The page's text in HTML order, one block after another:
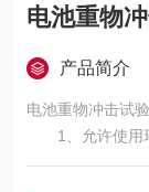
电池重物
产品简介
电池重物冲击试
1、允许使用
2、性能保证